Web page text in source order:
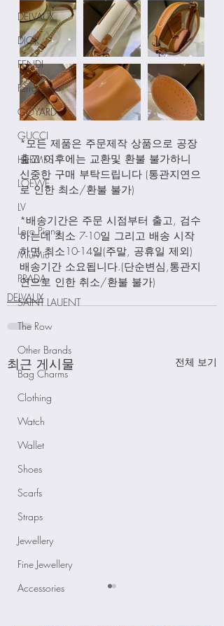
DELVAUX
DIOR
FENDI
Ferragamo
GOYARD
GUCCI
HERMES
LOEWE
LV
Loro Piana
MiuMiu
PRADA
SAINT LAUENT
The Row
Other Brands
Bag Charms
Clothing
Watch
Wallet
Shoes
Scarfs
Straps
Jewellery
Fine Jewellery
Accessories
*모든 제품은 주문제작 상품으로 공장
출고 이후에는 교환및 환불 불가하니
신중한 구매 부탁드립니다 (통관지연으
로 인한 최소/환불 불가)
*배송기간은 주문 시점부터 출고, 검수
하는데 최소 7-10일 그리고 배송 시작
하면 최소10-14일(주말, 공휴일 제외)
배송기간 소요됩니다.(단순변심,통관지
연으로 인한 취소/환불 불가)
DELVAUX
최근 게시물 전체 보기